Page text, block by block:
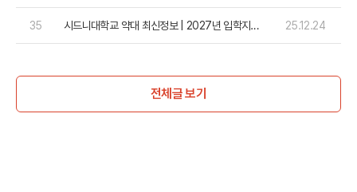
35
시드니대학교 약대 최신정보 | 2027년 입학지원
25.12.24
전체글 보기